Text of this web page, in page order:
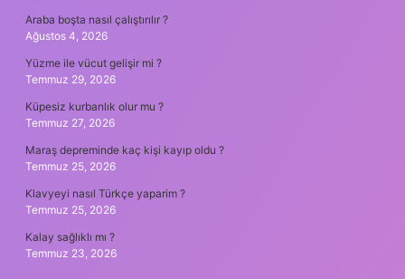
Araba boşta nasıl çalıştırılır ?
Ağustos 4, 2026
Yüzme ile vücut gelişir mi ?
Temmuz 29, 2026
Küpesiz kurbanlık olur mu ?
Temmuz 27, 2026
Maraş depreminde kaç kişi kayıp oldu ?
Temmuz 25, 2026
Klavyeyi nasıl Türkçe yaparim ?
Temmuz 25, 2026
Kalay sağlıklı mı ?
Temmuz 23, 2026